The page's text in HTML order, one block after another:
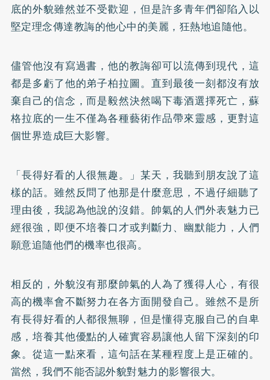
底的外貌雖然並不受歡迎，但是許多青年們卻陷入以
堅定理念傳達教誨的他心中的美麗，狂熱地追隨他。
儘管他沒有寫過書，他的教誨卻可以流傳到現代，這
都是多虧了他的弟子柏拉圖。直到最後一刻都沒有放
棄自己的信念，而是毅然決然喝下毒酒選擇死亡，蘇
格拉底的一生不僅為各種藝術作品帶來靈感，更對這
個世界造成巨大影響。
「長得好看的人很無趣。」某天，我聽到朋友說了這
樣的話。雖然反問了他那是什麼意思，不過仔細聽了
理由後，我認為他說的沒錯。帥氣的人們外表魅力已
經很強，即便不培養口才或判斷力、幽默能力，人們
願意追隨他們的機率也很高。
相反的，外貌沒有那麼帥氣的人為了獲得人心，有很
高的機率會不斷努力在各方面開發自己。雖然不是所
有長得好看的人都很無聊，但是懂得克服自己的自卑
感，培養其他優點的人確實容易讓他人留下深刻的印
象。從這一點來看，這句話在某種程度上是正確的。
當然，我們不能否認外貌對魅力的影響很大。